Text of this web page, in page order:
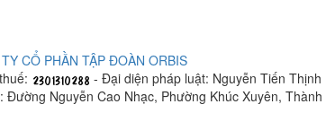
CỔ PHẦN TẬP ĐOÀN ORBIS
- Đại diện pháp luật: Nguyễn Tiến Thịnh
Đường Nguyễn Cao Nhạc, Phường Khúc Xuyên, Thành